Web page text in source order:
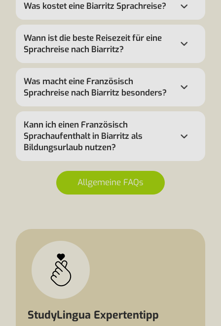
Was kostet eine Biarritz Sprachreise?
Wann ist die beste Reisezeit für eine
Sprachreise nach Biarritz?
Was macht eine Französisch
Sprachreise nach Biarritz besonders?
Kann ich einen Französisch
Sprachaufenthalt in Biarritz als
Bildungsurlaub nutzen?
Allgemeine FAQs
StudyLingua Expertentipp